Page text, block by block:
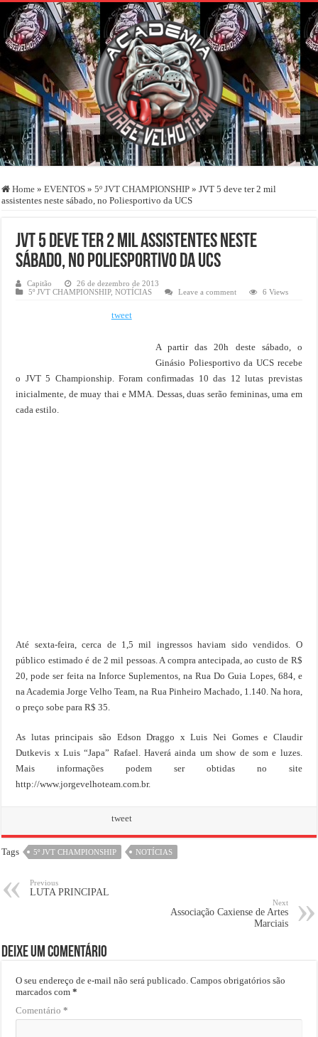
Home » EVENTOS » 5º JVT CHAMPIONSHIP » JVT 5 deve ter 2 mil
assistentes neste sábado, no Poliesportivo da UCS
JVT 5 deve ter 2 mil assistentes neste
sábado, no Poliesportivo da UCS
Capitão
26 de dezembro de 2013
5º JVT CHAMPIONSHIP,NOTÍCIAS Leave a comment 6 Views
tweet
A partir das 20h deste sábado, o
Ginásio Poliesportivo da UCS recebe
o JVT 5 Championship. Foram confirmadas 10 das 12 lutas previstas
inicialmente, de muay thai e MMA. Dessas, duas serão femininas, uma em
cada estilo.
Até sexta-feira, cerca de 1,5 mil ingressos haviam sido vendidos. O
público estimado é de 2 mil pessoas. A compra antecipada, ao custo de R$
20, pode ser feita na Inforce Suplementos, na Rua Do Guia Lopes, 684, e
na Academia Jorge Velho Team, na Rua Pinheiro Machado, 1.140. Na hora,
o preço sobe para R$ 35.
As lutas principais são Edson Draggo x Luis Nei Gomes e Claudir
Dutkevis x Luis “Japa” Rafael. Haverá ainda um show de som e luzes.
Mais informações podem ser obtidas no site
http://www.jorgevelhoteam.com.br.
tweet
Tags 5º JVT CHAMPIONSHIP NOTÍCIAS
Previous
LUTA PRINCIPAL
Next
Associação Caxiense de Artes
Marciais
Deixe um comentário
O seu endereço de e-mail não será publicado. Campos obrigatórios são
marcados com*
Comentário*